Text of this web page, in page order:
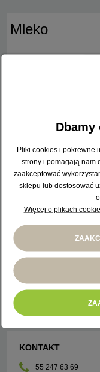
Mleko
KONTAKT
55 247 63 69
Dbamy
Pliki cookies i pokrewne
strony i pomagają nam
zaakceptować
sklepu lub dostosować
Więcej o plikach